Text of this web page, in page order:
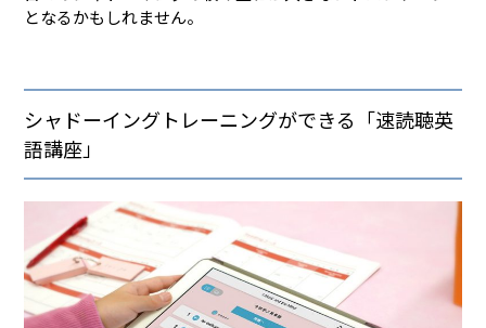
となるかもしれません。
シャドーイングトレーニングができる「速読聴英
語講座」